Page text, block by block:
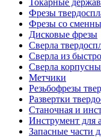
Токарные
Фрезы
Фрезы со
Дисковые фрезы
Сверла
Сверла из
Сверла
Метчики
Резьбофрезы
Развертки
Станочная и
Инструмент для
Запасные части